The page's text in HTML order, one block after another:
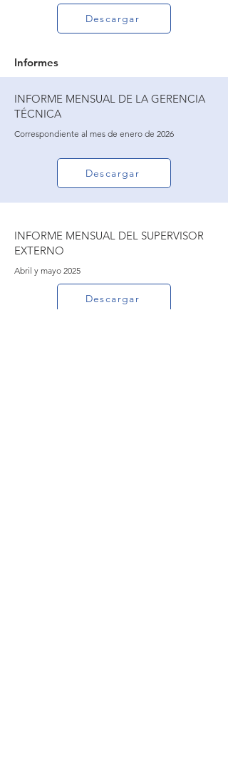
Descargar
Informes
INFORME MENSUAL DE LA GERENCIA
TÉCNICA
Correspondiente al mes de enero de 2026
Descargar
INFORME MENSUAL DEL SUPERVISOR
EXTERNO
Abril y mayo 2025
Descargar